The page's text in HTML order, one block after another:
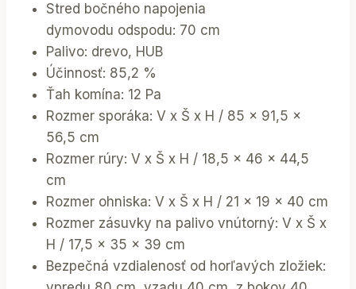
Stred bočného napojenia
dymovodu odspodu: 70 cm
Palivo: drevo, HUB
Účinnosť: 85,2 %
Ťah komína: 12 Pa
Rozmer sporáka: V x Š x H / 85 x 91,5 x
56,5 cm
Rozmer rúry: V x Š x H / 18,5 x 46 x 44,5
cm
Rozmer ohniska: V x Š x H / 21 x 19 x 40 cm
Rozmer zásuvky na palivo vnútorný: V x Š x
H / 17,5 x 35 x 39 cm
Bezpečná vzdialenosť od horľavých zložiek: